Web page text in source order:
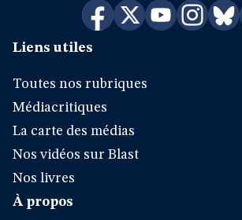
Liens utiles
Toutes nos rubriques
Médiacritiques
La carte des médias
Nos vidéos sur Blast
Nos livres
À propos